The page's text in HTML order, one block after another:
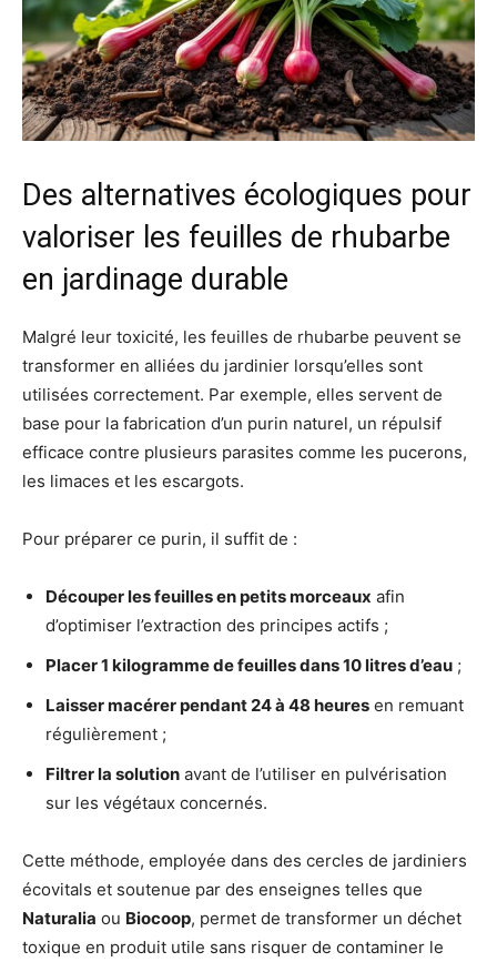
Des alternatives écologiques pour
valoriser les feuilles de rhubarbe
en jardinage durable
Malgré leur toxicité, les feuilles de rhubarbe peuvent se
transformer en alliées du jardinier lorsqu’elles sont
utilisées correctement. Par exemple, elles servent de
base pour la fabrication d’un purin naturel, un répulsif
efficace contre plusieurs parasites comme les pucerons,
les limaces et les escargots.
Pour préparer ce purin, il suffit de :
Découper les feuilles en petits morceaux afin
d’optimiser l’extraction des principes actifs ;
Placer 1 kilogramme de feuilles dans 10 litres d’eau ;
Laisser macérer pendant 24 à 48 heures en remuant
régulièrement ;
Filtrer la solution avant de l’utiliser en pulvérisation
sur les végétaux concernés.
Cette méthode, employée dans des cercles de jardiniers
écovitals et soutenue par des enseignes telles que
Naturalia ou Biocoop, permet de transformer un déchet
toxique en produit utile sans risquer de contaminer le